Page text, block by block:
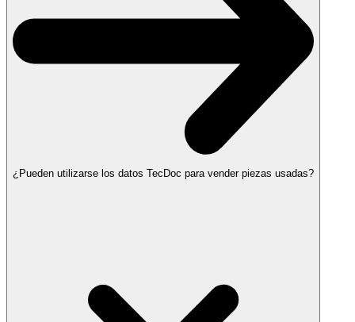
¿Pueden utilizarse los datos TecDoc para vender piezas usadas?